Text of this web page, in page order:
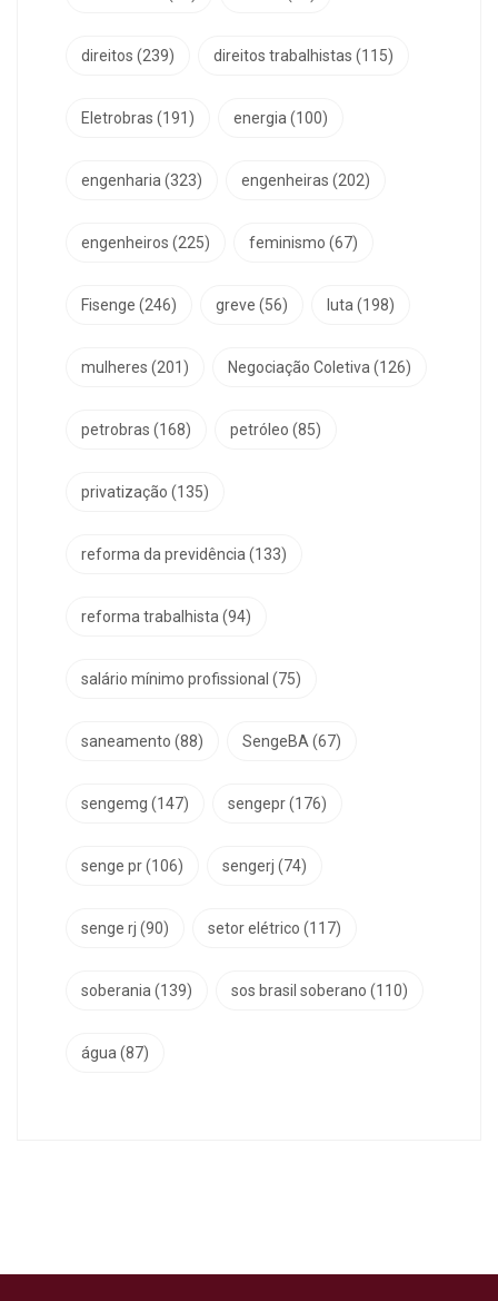
direitos (239) direitos trabalhistas (115)
Eletrobras (191) energia (100)
engenharia (323) engenheiras (202)
engenheiros (225) feminismo (67)
Fisenge (246) greve (56) luta (198)
mulheres (201) Negociação Coletiva (126)
petrobras (168) petróleo (85)
privatização (135)
reforma da previdência (133)
reforma trabalhista (94)
salário mínimo profissional (75)
saneamento (88) SengeBA (67)
sengemg (147) sengepr(176)
senge pr(106) sengerj (74)
senge rj (90) setor elétrico (117)
soberania (139) sos brasil soberano (110)
água (87)